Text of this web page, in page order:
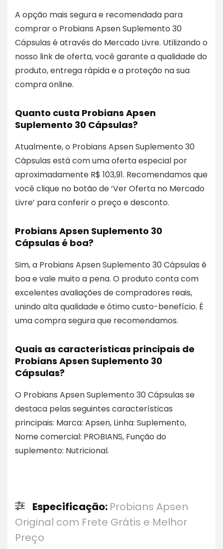
A opção mais segura e recomendada para
comprar o Probians Apsen Suplemento 30
Cápsulas é através do Mercado Livre. Utilizando o
nosso link de oferta, você garante a qualidade do
produto, entrega rápida e a proteção na sua
compra online.
Quanto custa Probians Apsen
Suplemento 30 Cápsulas?
Atualmente, o Probians Apsen Suplemento 30
Cápsulas está com uma oferta especial por
aproximadamente R$ 103,91. Recomendamos que
você clique no botão de ‘Ver Oferta no Mercado
Livre’ para conferir o preço e desconto.
Probians Apsen Suplemento 30
Cápsulas é boa?
Sim, a Probians Apsen Suplemento 30 Cápsulas é
boa e vale muito a pena. O produto conta com
excelentes avaliações de compradores reais,
unindo alta qualidade e ótimo custo-benefício. É
uma compra segura que recomendamos.
Quais as características principais de
Probians Apsen Suplemento 30
Cápsulas?
O Probians Apsen Suplemento 30 Cápsulas se
destaca pelas seguintes características
principais: Marca: Apsen, Linha: Suplemento,
Nome comercial: PROBIANS, Função do
suplemento: Nutricional.
Especificação: Probians Apsen
Original com Frete Grátis e Melhor
Preço